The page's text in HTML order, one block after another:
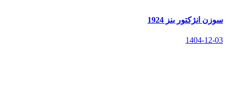
سوزن انژکتور بنز 1924
1404-12-03